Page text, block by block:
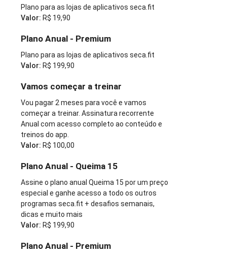
Plano para as lojas de aplicativos seca.fit
Valor: R$ 19,90
Plano Anual - Premium
Plano para as lojas de aplicativos seca.fit
Valor: R$ 199,90
Vamos começar a treinar
Vou pagar 2 meses para você e vamos
começar a treinar. Assinatura recorrente
Anual com acesso completo ao conteúdo e
treinos do app.
Valor: R$ 100,00
Plano Anual - Queima 15
Assine o plano anual Queima 15 por um preço
especial e ganhe acesso a todo os outros
programas seca.fit + desafios semanais,
dicas e muito mais
Valor: R$ 199,90
Plano Anual - Premium